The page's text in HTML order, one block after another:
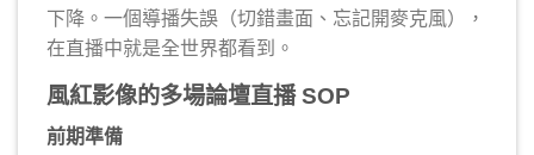
下降。一個導播失誤（切錯畫面、忘記開麥克風），
在直播中就是全世界都看到。
風紅影像的多場論壇直播 SOP
前期準備